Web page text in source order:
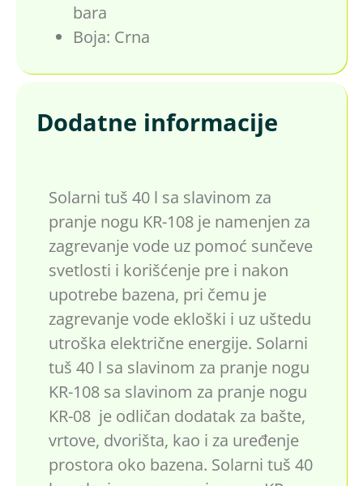
bara
Boja: Crna
Dodatne informacije
Solarni tuš 40 l sa slavinom za
pranje nogu KR-108 je namenjen za
zagrevanje vode uz pomoć sunčeve
svetlosti i korišćenje pre i nakon
upotrebe bazena, pri čemu je
zagrevanje vode ekloški i uz uštedu
utroška električne energije. Solarni
tuš 40 l sa slavinom za pranje nogu
KR-108 sa slavinom za pranje nogu
KR-08 je odličan dodatak za bašte,
vrtove, dvorišta, kao i za uređenje
prostora oko bazena. Solarni tuš 40